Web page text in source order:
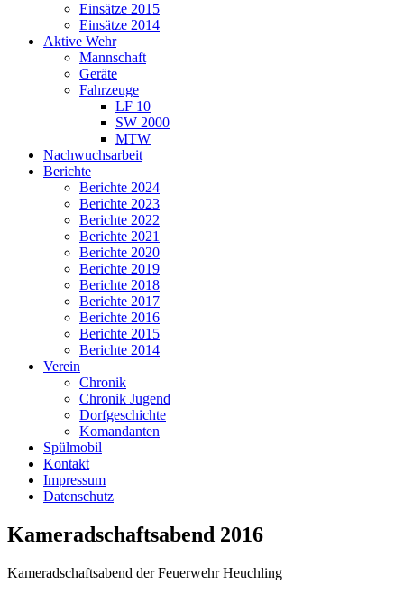
Einsätze 2015
Einsätze 2014
Aktive Wehr
Mannschaft
Geräte
Fahrzeuge
LF 10
SW 2000
MTW
Nachwuchsarbeit
Berichte
Berichte 2024
Berichte 2023
Berichte 2022
Berichte 2021
Berichte 2020
Berichte 2019
Berichte 2018
Berichte 2017
Berichte 2016
Berichte 2015
Berichte 2014
Verein
Chronik
Chronik Jugend
Dorfgeschichte
Komandanten
Spülmobil
Kontakt
Impressum
Datenschutz
Kameradschaftsabend 2016
Kameradschaftsabend der Feuerwehr Heuchling